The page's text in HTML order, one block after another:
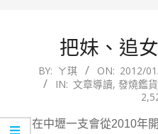
把妹、追
2012-
01-
BY: ㄚ琪 ON: 2012/
IN: 文章導讀, 發燒鑑
在中壢一支會從2010年